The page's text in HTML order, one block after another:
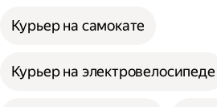
Курьер на самокате
Курьер на электровелосипеде